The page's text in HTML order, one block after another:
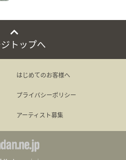
トップへ
はじめてのお客様へ
プライバシーポリシー
アーティスト募集